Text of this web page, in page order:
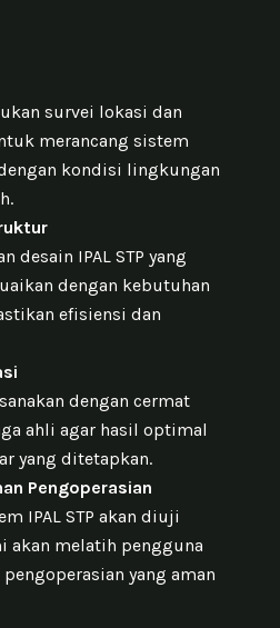
survei lokasi dan
merancang sistem
dengan kondisi lingkungan
desain IPAL STP yang
dengan kebutuhan
efisiensi dan
dengan cermat
ahli agar hasil optimal
yang ditetapkan.
Pengoperasian
IPAL STP akan diuji
akan melatih pengguna
yang aman